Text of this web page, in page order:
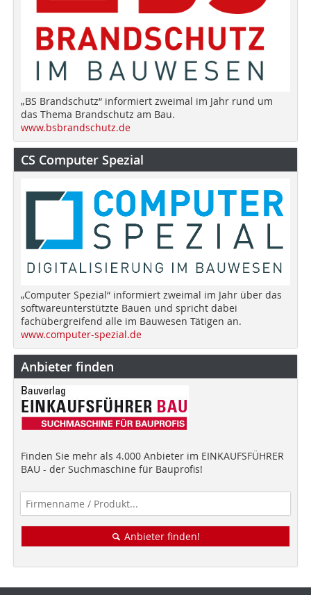
„BS Brandschutz“ informiert zweimal im Jahr rund um
das Thema Brandschutz am Bau.
www.bsbrandschutz.de
CS Computer Spezial
„Computer Spezial“ informiert zweimal im Jahr über das
softwareunterstützte Bauen und spricht dabei
fachübergreifend alle im Bauwesen Tätigen an.
www.computer-spezial.de
Anbieter finden
Finden Sie mehr als 4.000 Anbieter im EINKAUFSFÜHRER
BAU - der Suchmaschine für Bauprofis!
Anbieter finden!